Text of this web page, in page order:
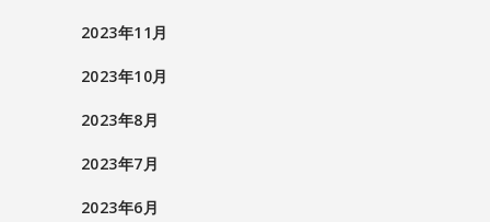
2023年11月
2023年10月
2023年8月
2023年7月
2023年6月